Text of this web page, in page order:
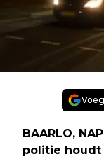
BAARLO,
politie houdt